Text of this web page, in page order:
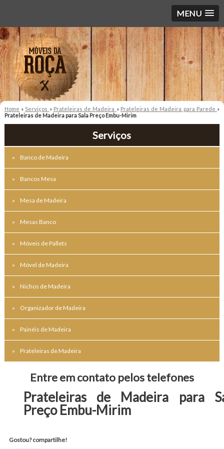
MENU
Home » Serviços » Prateleiras de Madeira » Prateleiras de Madeira para Parede »
Prateleiras de Madeira para Sala Preço Embu-Mirim
Serviços
Banco de Madeira
Bancos Mesa
Mesa de Madeira
Mesas Banco
Móveis de Pallets
Móvel de Madeira
Nichos de Madeira
Organizador de Madeira
Painéis de Madeira
Prateleiras de Madeira
Entre em contato pelos telefones
Prateleiras de Madeira para
Preço Embu-Mirim
Gostou? compartilhe!